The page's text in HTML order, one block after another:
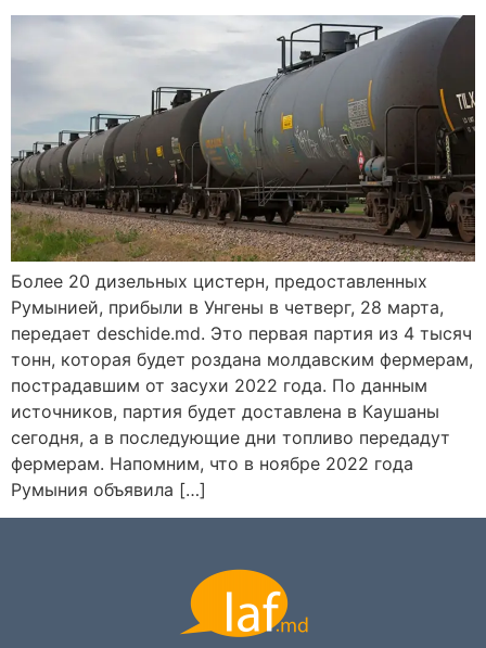
Более 20 дизельных цистерн, предоставленных
Румынией, прибыли в Унгены в четверг, 28 марта,
передает deschide.md. Это первая партия из 4 тысяч
тонн, которая будет роздана молдавским фермерам,
пострадавшим от засухи 2022 года. По данным
источников, партия будет доставлена в Каушаны
сегодня, а в последующие дни топливо передадут
фермерам. Напомним, что в ноябре 2022 года
Румыния объявила […]